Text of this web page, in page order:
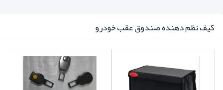
کیف نظم دهنده صندوق عقب خودرو